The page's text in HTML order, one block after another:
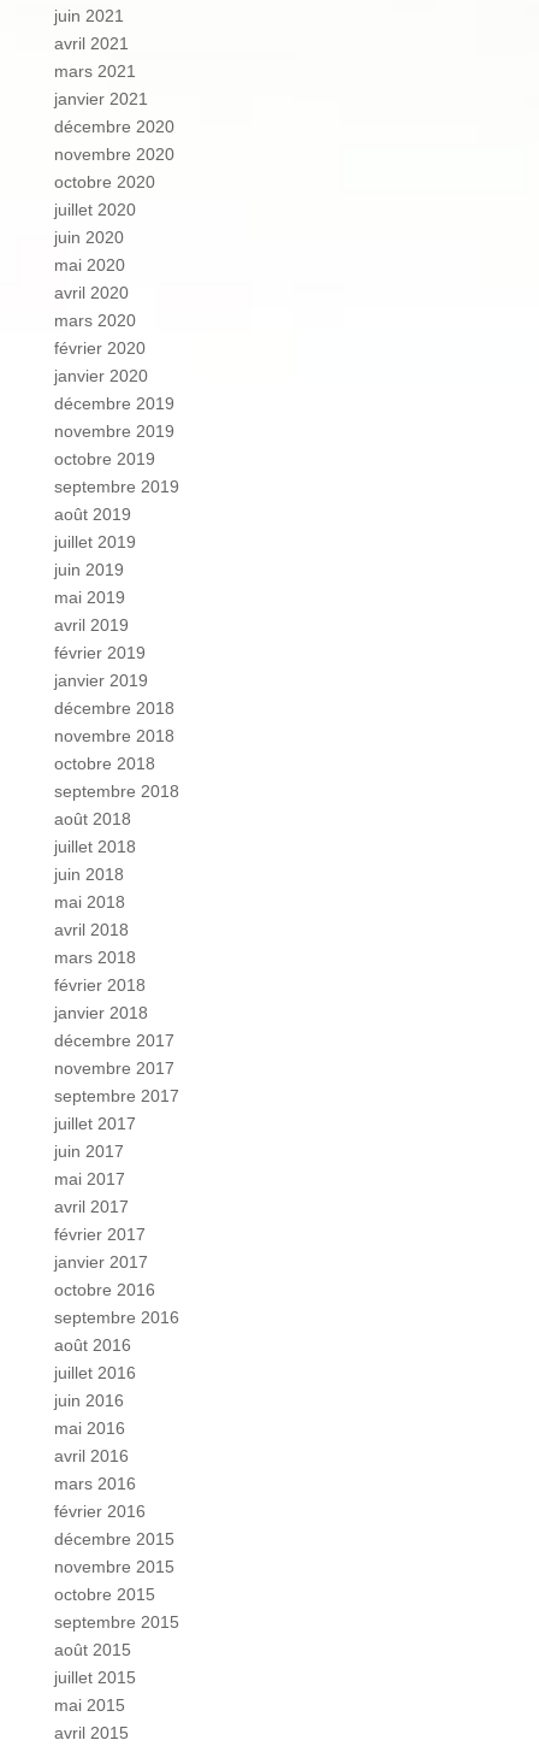
juin 2021
avril 2021
mars 2021
janvier 2021
décembre 2020
novembre 2020
octobre 2020
juillet 2020
juin 2020
mai 2020
avril 2020
mars 2020
février 2020
janvier 2020
décembre 2019
novembre 2019
octobre 2019
septembre 2019
août 2019
juillet 2019
juin 2019
mai 2019
avril 2019
février 2019
janvier 2019
décembre 2018
novembre 2018
octobre 2018
septembre 2018
août 2018
juillet 2018
juin 2018
mai 2018
avril 2018
mars 2018
février 2018
janvier 2018
décembre 2017
novembre 2017
septembre 2017
juillet 2017
juin 2017
mai 2017
avril 2017
février 2017
janvier 2017
octobre 2016
septembre 2016
août 2016
juillet 2016
juin 2016
mai 2016
avril 2016
mars 2016
février 2016
décembre 2015
novembre 2015
octobre 2015
septembre 2015
août 2015
juillet 2015
mai 2015
avril 2015